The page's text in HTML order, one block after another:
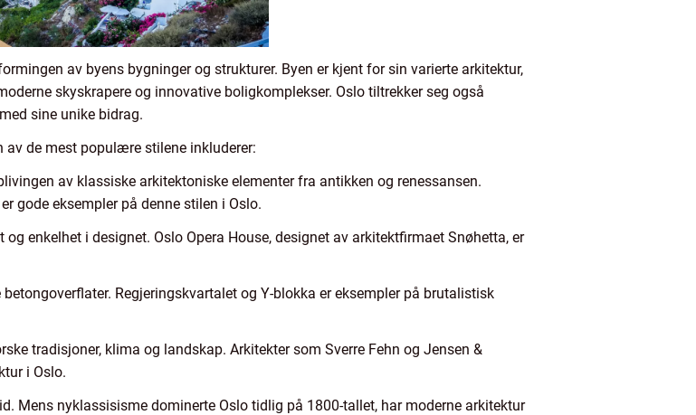
av byens bygninger og strukturer. Byen er kjent for sin varierte arkitektur,
skyskrapere og innovative boligkomplekser. Oslo tiltrekker seg også
sine unike bidrag.
av de mest populære stilene inkluderer:
av klassiske arkitektoniske elementer fra antikken og renessansen.
gode eksempler på denne stilen i Oslo.
enkelhet i designet. Oslo Opera House, designet av arkitektfirmaet Snøhetta, er
Regjeringskvartalet og Y-blokka er eksempler på brutalistisk
tradisjoner, klima og landskap. Arkitekter som Sverre Fehn og Jensen &
i Oslo.
Mens nyklassisisme dominerte Oslo tidlig på 1800-tallet, har moderne arkitektur